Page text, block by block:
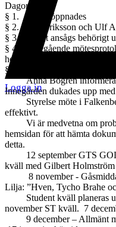
Logga in
Dagordning
§ 1. Mötet öppnades
§ 2. Stig Eriksson och Ulf
§ 3. Mötet ansågs behörigt
§ 4. Föregående
hemsida).
§ 5. Ordförandes rapport.
Anna Bogren informerar:
Innegården dukades upp
Styrelse möte i
effektivt.
Vi är medvetna om
hemsidan för att hämta
detta.
12 september GTS
kväll med Gilbert Holmström
8 november -
Lilja: ”Hven, Tycho Brahe
Student kväll planeras
november ST kväll. 7
9 december – Allmänt